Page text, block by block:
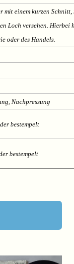
mit einem kurzen
Loch versehen. Hierbei
oder des Handels.
Nachpressung
bestempelt
bestempelt